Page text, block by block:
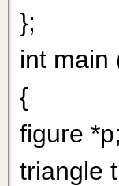
};
int main
{
figure
triangle